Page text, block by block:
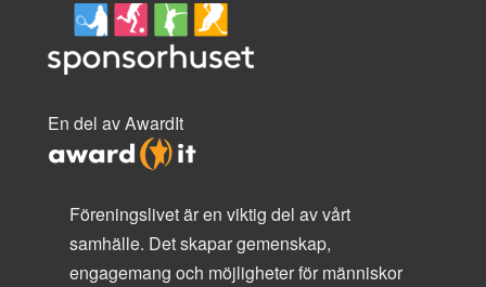
En del av AwardIt
Föreningslivet är en viktig del av vårt
samhälle. Det skapar gemenskap,
engagemang och möjligheter för människor